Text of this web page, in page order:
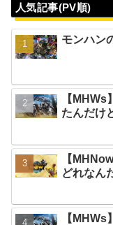
人気記事(PV順)
モンハン
【
たんだけ
【
どれなん
【